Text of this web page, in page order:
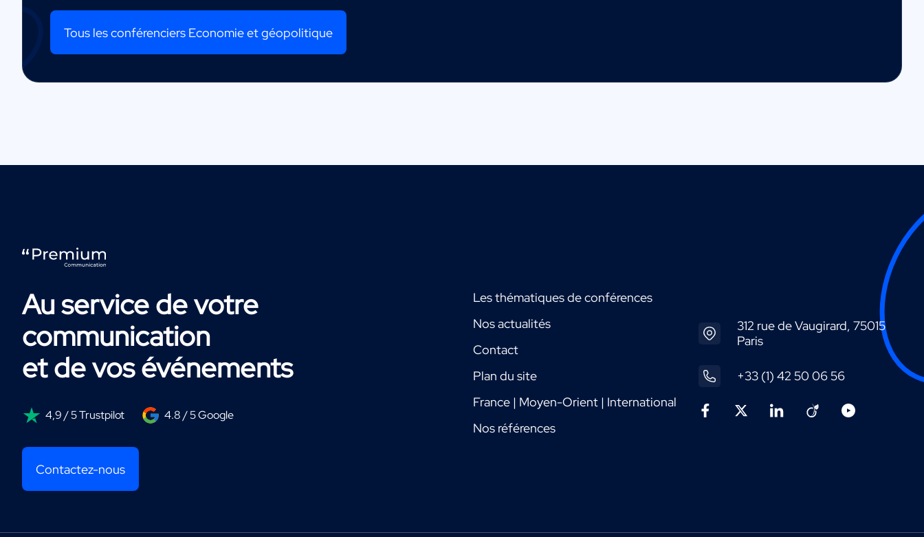
Tous les conférenciers Economie et géopolitique
Au service de votre
communication
et de vos événements
4,9 / 5 Trustpilot 4.8 / 5 Google
Contactez-nous
Les thématiques de conférences
Nos actualités
Contact
Plan du site
France | Moyen-Orient | International
Nos références
312 rue de Vaugirard, 75015
Paris
+33 (1) 42 50 06 56